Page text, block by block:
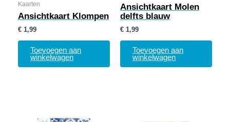
Kaarten
Ansichtkaart Klompen
€ 1,99
Toevoegen aan
winkelwagen
Ansichtkaart Molen
delfts blauw
€ 1,99
Toevoegen aan
winkelwagen